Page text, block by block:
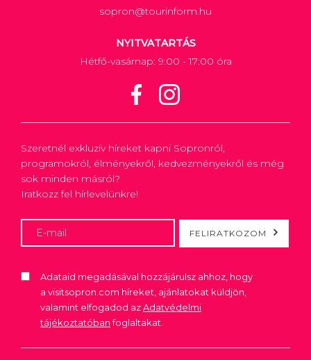
sopron@tourinform.hu
NYITVATARTÁS
Hétfő-vasárnap: 9:00 - 17:00 óra
Szeretnél exkluzív híreket kapni Sopronról,
programokról, élményekről, kedvezményekről és még
sok minden másról?
Iratkozz fel hírlevelünkre!
FELIRATKOZOM
Adataid megadásával hozzájárulsz ahhoz, hogy
a visitsopron.com híreket, ajánlatokat küldjön,
valamint elfogadod azAdatvédelmi
tájékoztatóbanfoglaltakat.